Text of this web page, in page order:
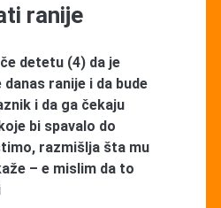
ranije
detetu (4) da je
ranije i da bude
i da ga čekaju
bi spavalo do
razmišlja šta mu
– e mislim da to